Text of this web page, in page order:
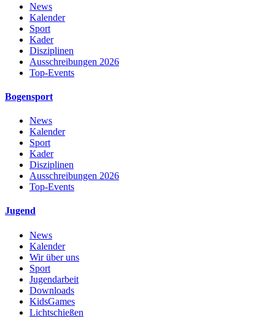
News
Kalender
Sport
Kader
Disziplinen
Ausschreibungen 2026
Top-Events
Bogensport
News
Kalender
Sport
Kader
Disziplinen
Ausschreibungen 2026
Top-Events
Jugend
News
Kalender
Wir über uns
Sport
Jugendarbeit
Downloads
KidsGames
Lichtschießen